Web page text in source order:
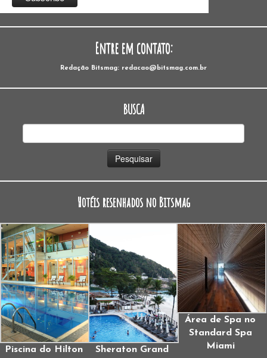
Entre em contato:
Redação Bitsmag: redacao@bitsmag.com.br
BUSCA
Hotéis resenhados no Bitsmag
Piscina do Hilton
Sheraton Grand
Área de Spa no
Standard Spa
Miami